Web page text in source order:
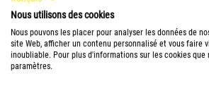
suspension et visqueuses
Empêche la croissance des algues
Nous utilisons des cookies
Nous pouvons les placer pour analyser les données de
site Web, afficher un contenu personnalisé et vous faire
inoubliable. Pour plus d'informations sur les cookies que
paramètres.